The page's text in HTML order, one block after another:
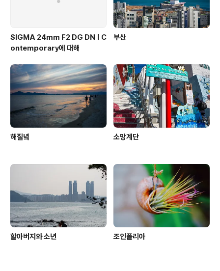
SIGMA 24mm F2 DG DN | C
ontemporary에 대해
부산
해질녘 소망계단
할아버지와 소년 조인폴리아